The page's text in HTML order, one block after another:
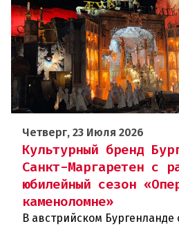
Четверг, 23 Июля 2026
Культурный бренд
Санкт-Маргаретен с
юбилейный сезон
каменоломне»
В австрийском Бургенланде